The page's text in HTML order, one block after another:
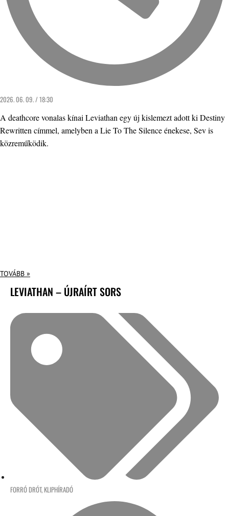
2026. 06. 09. / 18:30
A deathcore vonalas kínai Leviathan egy új kislemezt adott ki Destiny
Rewritten címmel, amelyben a Lie To The Silence énekese, Sev is
közreműködik.
TOVÁBB »
LEVIATHAN – ÚJRAÍRT SORS
FORRÓ DRÓT, KLIPHÍRADÓ